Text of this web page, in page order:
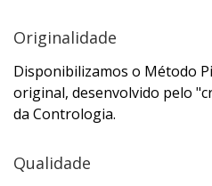
Originalidade
Disponibilizamos o Método
original, desenvolvido pelo
da Contrologia.
Qualidade